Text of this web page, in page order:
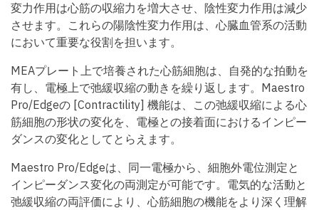
変力作用は心筋の収縮力を増大させ、陰性変力作用は減少
させます。これらの陽陰性変力作用は、心臓血管系の活動
において重要な役割を担います。
MEAプレート上で培養された心筋細胞は、自発的な拍動を
有し、電極上で弛緩収縮の動きを繰り返します。Maestro
Pro/Edgeの [Contractility] 機能は、この弛緩収縮による心
筋細胞の形状の変化を、電極との接着面におけるインピー
ダンスの変化としてとらえます。
Maestro Pro/Edgeは、同一電極から、細胞外電位測定と
インピーダンス変化の両測定が可能です。電気的な活動と
弛緩収縮の両評価により、心筋細胞の機能をより深く理解